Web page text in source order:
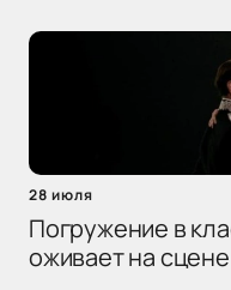
28 июля
Погружение в
оживает на